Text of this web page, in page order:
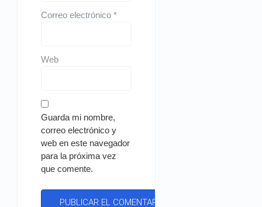
Correo electrónico*
Web
Guarda mi nombre,
correo electrónico y
web en este navegador
para la próxima vez
que comente.